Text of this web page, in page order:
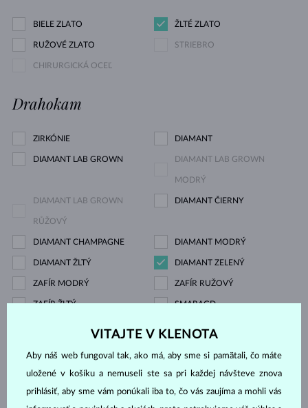
BIELE ZLATO ŽLTÉ ZLATO
RUŽOVÉ ZLATO STRIEBRO
CHIRURGICKÁ OCEĽ
Drahokam
ZIRKÓNIE DIAMANT
DIAMANT LAB GROWN DIAMANT LAB GROWN
MODRÝ
DIAMANT LAB GROWN
RŮŽOVÝ
DIAMANT ČIERNY
DIAMANT CHAMPAGNE DIAMANT MODRÝ
DIAMANT ŽLTÝ DIAMANT ZELENÝ
ZAFÍR MODRÝ ZAFÍR RUŽOVÝ
ZAFÍR ŽLTÝ SMARAGD
GRANÁT KORAL
VITAJTE V KLENOTA
Aby náš web fungoval tak, ako má, aby sme si pamätali, čo máte
uložené v košíku a nemuseli ste sa pri každej návšteve znova
prihlásiť, aby sme vám ponúkali iba to, čo vás zaujíma a mohli vás